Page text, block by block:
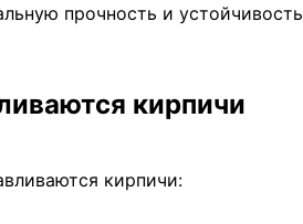
прочность и устойчивость
кирпичи
кирпичи: